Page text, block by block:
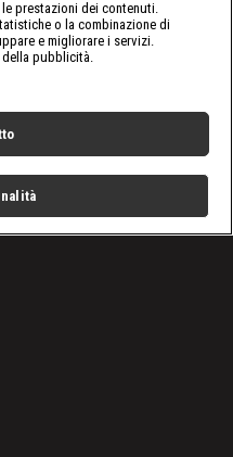
prestazioni dei contenuti.
o la combinazione di
e migliorare i servizi.
pubblicità.